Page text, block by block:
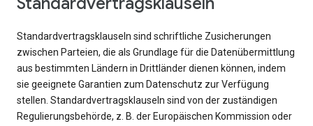
Standardvertragsklauseln sind schriftliche Zusicherungen
zwischen Parteien, die als Grundlage für die Datenübermittlung
aus bestimmten Ländern in Drittländer dienen können, indem
sie geeignete Garantien zum Datenschutz zur Verfügung
stellen. Standardvertragsklauseln sind von der zuständigen
Regulierungsbehörde, z. B. der Europäischen Kommission oder